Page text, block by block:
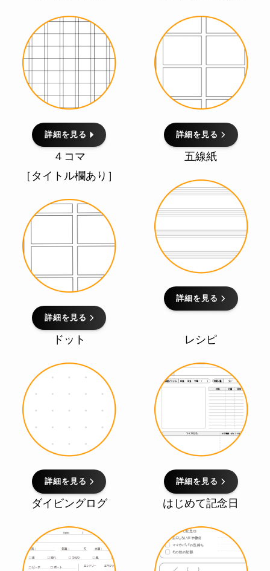
詳細を見る 詳細を見る
４コマ
［タイトル欄あり］
詳細を見る
五線紙
詳細を見る
ドット
詳細を見る
レシピ
詳細を見る
ダイビングログ はじめて記念日